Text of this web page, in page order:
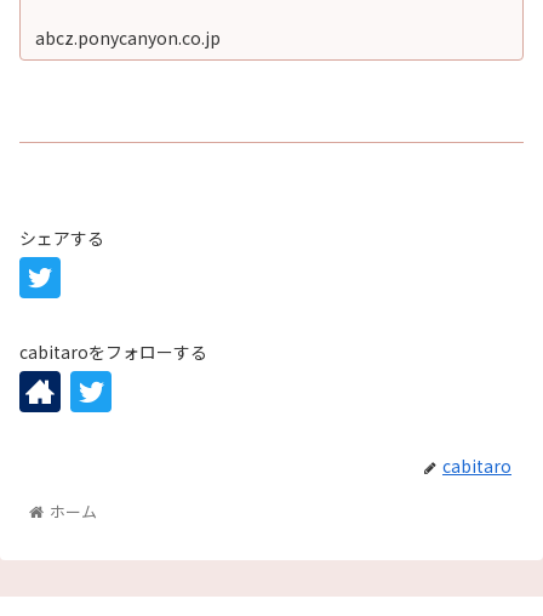
abcz.ponycanyon.co.jp
シェアする
cabitaroをフォローする
cabitaro
ホーム